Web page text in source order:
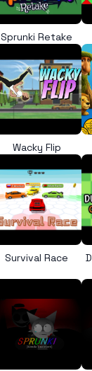
Sprunki Retake
Wacky Flip
Survival Race